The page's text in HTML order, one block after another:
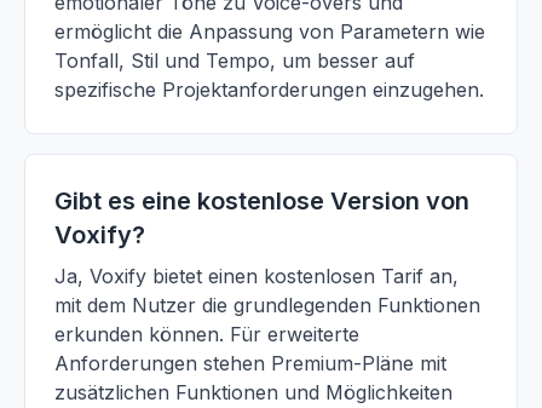
ermöglicht die Anpassung von Parametern wie
Tonfall, Stil und Tempo, um besser auf
spezifische Projektanforderungen einzugehen.
Gibt es eine kostenlose Version von
Voxify?
Ja, Voxify bietet einen kostenlosen Tarif an,
mit dem Nutzer die grundlegenden Funktionen
erkunden können. Für erweiterte
Anforderungen stehen Premium-Pläne mit
zusätzlichen Funktionen und Möglichkeiten